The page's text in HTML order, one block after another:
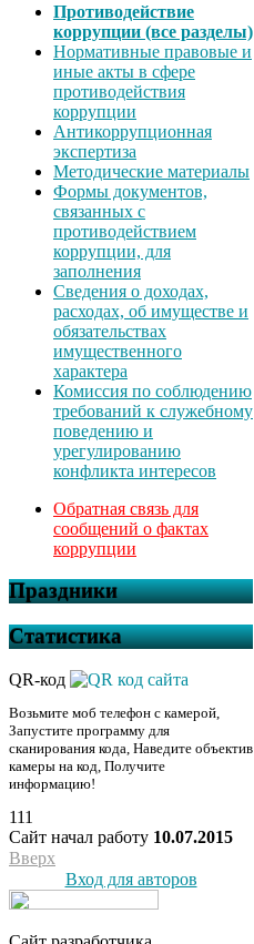
Противодействие
коррупции (все разделы)
Нормативные правовые и
иные акты в сфере
противодействия
коррупции
Антикоррупционная
экспертиза
Методические материалы
Формы документов,
связанных с
противодействием
коррупции, для
заполнения
Сведения о доходах,
расходах, об имуществе и
обязательствах
имущественного
характера
Комиссия по соблюдению
требований к служебному
поведению и
урегулированию
конфликта интересов
Обратная связь для
сообщений о фактах
коррупции
Праздники
Статистика
QR-код
Возьмите моб телефон с камерой,
Запустите программу для
сканирования кода, Наведите объектив
камеры на код, Получите
информацию!
111
Сайт начал работу 10.07.2015
Вверх
Вход для авторов